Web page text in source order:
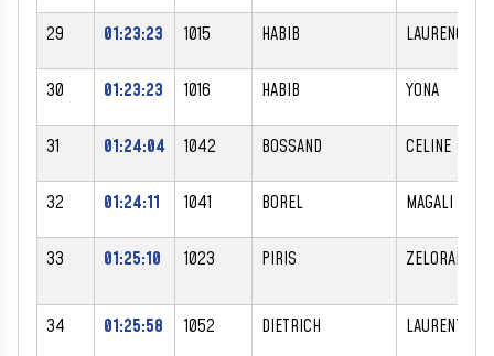
29 01:23:23 1015 HABIB LAURENCE
30 01:23:23 1016 HABIB YONA
31 01:24:04 1042 BOSSAND CELINE
32 01:24:11 1041 BOREL MAGALI
33 01:25:10 1023 PIRIS ZELORAH
34 01:25:58 1052 DIETRICH LAURENT